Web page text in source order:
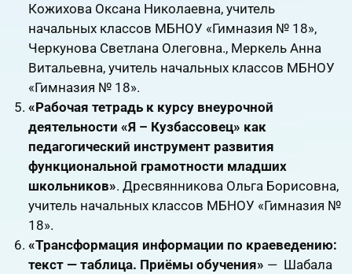
Кожихова Оксана Николаевна, учитель
начальных классов МБНОУ «Гимназия № 18»,
Черкунова Светлана Олеговна., Меркель Анна
Витальевна, учитель начальных классов МБНОУ
«Гимназия № 18».
«Рабочая тетрадь к курсу внеурочной
деятельности «Я – Кузбассовец» как
педагогический инструмент развития
функциональной грамотности младших
школьников». Дресвянникова Ольга Борисовна,
учитель начальных классов МБНОУ «Гимназия №
18».
«Трансформация информации по краеведению:
текст — таблица. Приёмы обучения» — Шабала